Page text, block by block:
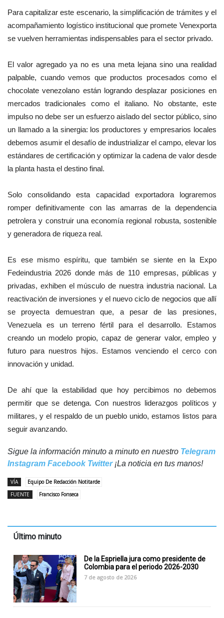
Para capitalizar este escenario, la simplificación de trámites y el
acompañamiento logístico institucional que promete Venexporta
se vuelven herramientas indispensables para el sector privado.
El valor agregado ya no es una meta lejana sino una realidad
palpable, cuando vemos que productos procesados ​​como el
chocolate venezolano están logrando desplazar posiciones en
mercados tradicionales como el italiano. No obstante, este
impulso no debe ser un esfuerzo aislado del sector público, sino
un llamado a la sinergia: los productores y empresarios locales
debemos asumir el desafío de industrializar el campo, elevar los
estándares de certificación y optimizar la cadena de valor desde
la planta hasta el destino final.
Solo consolidando esta capacidad exportadora lograremos
romper definitivamente con las amarras de la dependencia
petrolera y construir una economía regional robusta, sostenible
y generadora de riqueza real.
Es ese mismo espíritu, que también se siente en la Expo
Fedeindustria 2026 donde más de 110 empresas, públicas y
privadas, exhiben el músculo de nuestra industria nacional. La
reactivación de inversiones y el nuevo ciclo de negocios que allí
se proyecta demuestran que, a pesar de las presiones,
Venezuela es un terreno fértil para el desarrollo. Estamos
creando un modelo propio, capaz de generar valor, empleo y
futuro para nuestros hijos. Estamos venciendo el cerco con
innovación y unidad.
De ahí que la estabilidad que hoy percibimos no debemos
permitir que se detenga. Con nuestros liderazgos políticos y
militares, y el respaldo de un pueblo unido, estamos listos para
seguir avanzando.
Sigue la información minuto a minuto en nuestro Telegram
Instagram Facebook Twitter¡La noticia en tus manos!
VÍA
Equipo De Redacción Notitarde
FUENTE
Francisco Fonseca
Último minuto
De la Espriella jura como presidente de
Colombia para el periodo 2026-2030
7 de agosto de 2026